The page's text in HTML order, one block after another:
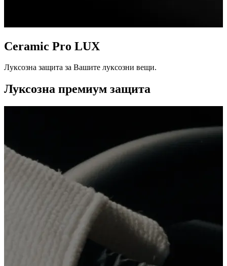
Ceramic Pro LUX
Луксозна защита за Вашите луксозни вещи.
Луксозна премиум защита